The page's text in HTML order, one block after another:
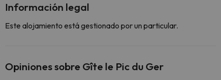
Información legal
Este alojamiento está gestionado por un particular.
Opiniones sobre Gîte le Pic du Ger